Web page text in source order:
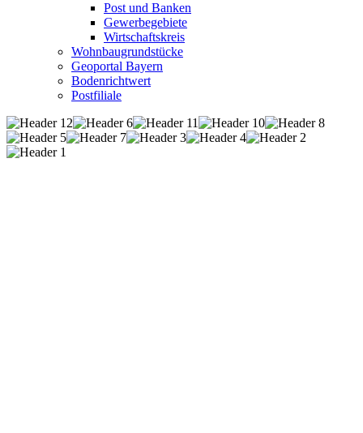
Post und Banken
Gewerbegebiete
Wirtschaftskreis
Wohnbaugrundstücke
Geoportal Bayern
Bodenrichtwert
Postfiliale